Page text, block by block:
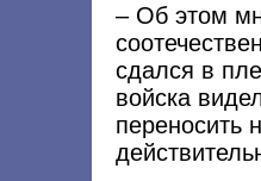
– Об этом
сдался в
войска
переносить